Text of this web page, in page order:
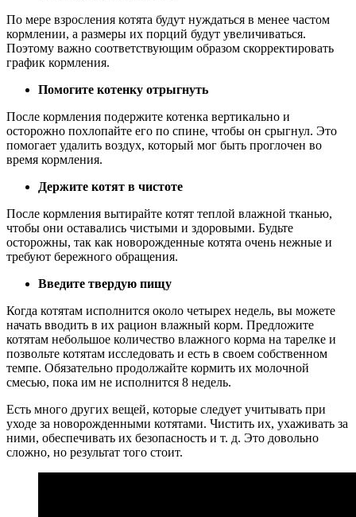
По мере взросления котята будут нуждаться в менее частом
кормлении, а размеры их порций будут увеличиваться.
Поэтому важно соответствующим образом скорректировать
график кормления.
Помогите котенку отрыгнуть
После кормления подержите котенка вертикально и
осторожно похлопайте его по спине, чтобы он срыгнул. Это
помогает удалить воздух, который мог быть проглочен во
время кормления.
Держите котят в чистоте
После кормления вытирайте котят теплой влажной тканью,
чтобы они оставались чистыми и здоровыми. Будьте
осторожны, так как новорожденные котята очень нежные и
требуют бережного обращения.
Введите твердую пищу
Когда котятам исполнится около четырех недель, вы можете
начать вводить в их рацион влажный корм. Предложите
котятам небольшое количество влажного корма на тарелке и
позвольте котятам исследовать и есть в своем собственном
темпе. Обязательно продолжайте кормить их молочной
смесью, пока им не исполнится 8 недель.
Есть много других вещей, которые следует учитывать при
уходе за новорожденными котятами. Чистить их, ухаживать за
ними, обеспечивать их безопасность и т. д. Это довольно
сложно, но результат того стоит.